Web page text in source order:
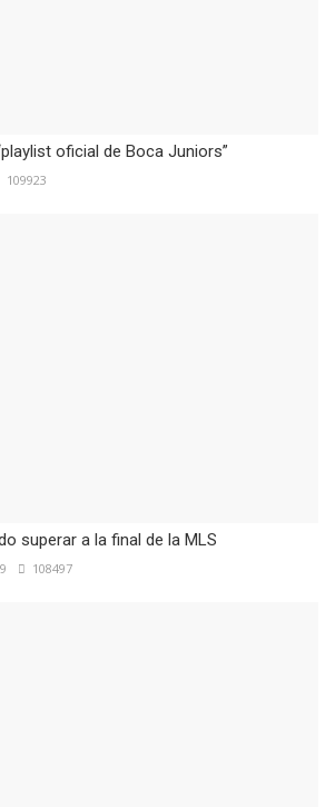
oficial de Boca Juniors”
109923
superar a la final de la MLS
108497